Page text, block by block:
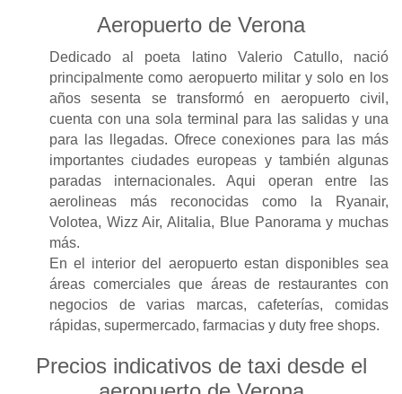
Aeropuerto de Verona
Dedicado al poeta latino Valerio Catullo, nació
principalmente como aeropuerto militar y solo en los
años sesenta se transformó en aeropuerto civil,
cuenta con una sola terminal para las salidas y una
para las llegadas. Ofrece conexiones para las más
importantes ciudades europeas y también algunas
paradas internacionales. Aqui operan entre las
aerolineas más reconocidas como la Ryanair,
Volotea, Wizz Air, Alitalia, Blue Panorama y muchas
más.
En el interior del aeropuerto estan disponibles sea
áreas comerciales que áreas de restaurantes con
negocios de varias marcas, cafeterías, comidas
rápidas, supermercado, farmacias y duty free shops.
Precios indicativos de taxi desde el